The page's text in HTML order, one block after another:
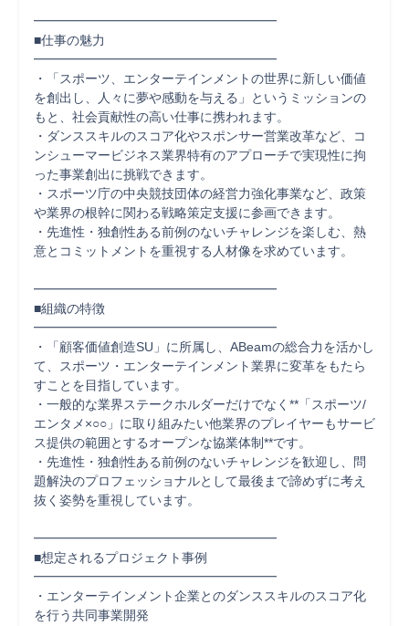
━━━━━━━━━━━━━━━━━━━
■仕事の魅力
━━━━━━━━━━━━━━━━━━━
・「スポーツ、エンターテインメントの世界に新しい価値
を創出し、人々に夢や感動を与える」というミッションの
もと、社会貢献性の高い仕事に携われます。
・ダンススキルのスコア化やスポンサー営業改革など、コ
ンシューマービジネス業界特有のアプローチで実現性に拘
った事業創出に挑戦できます。
・スポーツ庁の中央競技団体の経営力強化事業など、政策
や業界の根幹に関わる戦略策定支援に参画できます。
・先進性・独創性ある前例のないチャレンジを楽しむ、熱
意とコミットメントを重視する人材像を求めています。
━━━━━━━━━━━━━━━━━━━
■組織の特徴
━━━━━━━━━━━━━━━━━━━
・「顧客価値創造SU」に所属し、ABeamの総合力を活かし
て、スポーツ・エンターテインメント業界に変革をもたら
すことを目指しています。
・一般的な業界ステークホルダーだけでなく**「スポーツ/
エンタメ×○○」に取り組みたい他業界のプレイヤーもサービ
ス提供の範囲とするオープンな協業体制**です。
・先進性・独創性ある前例のないチャレンジを歓迎し、問
題解決のプロフェッショナルとして最後まで諦めずに考え
抜く姿勢を重視しています。
━━━━━━━━━━━━━━━━━━━
■想定されるプロジェクト事例
━━━━━━━━━━━━━━━━━━━
・エンターテインメント企業とのダンススキルのスコア化
を行う共同事業開発